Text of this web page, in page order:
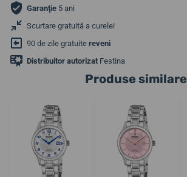
Garanţie 5 ani
Scurtare gratuită a curelei
90 de zile gratuite reveni
Distribuitor autorizat Festina
Produse similare